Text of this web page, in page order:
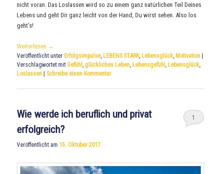
nicht voran. Das Loslassen wird so zu einem ganz natürlichen Teil Deines
Lebens und geht Dir ganz leicht von der Hand, Du wirst sehen. Also los
geht’s!
Weiterlesen →
Veröffentlicht unter Erfolgsimpulse, LEBENS STARK, Lebensglück Motivation |
Verschlagwortet mit Gefühl glückliches Leben Lebensgefühl Lebensglück
Loslassen | Schreibe einen Kommentar
Wie werde ich beruflich und privat
erfolgreich?
Veröffentlicht am15. Oktober 2017
1